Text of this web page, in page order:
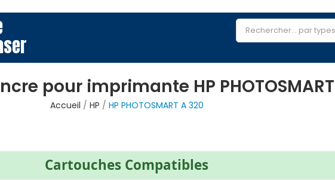
pour imprimante HP
Accueil HP
HP PHOTOSMART A 320
Cartouches Compatibles